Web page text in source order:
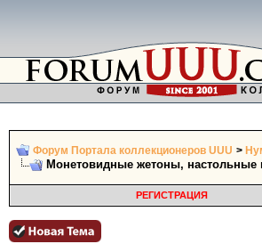
Форум Портала коллекционеров UUU >
Монетовидные жетоны, настольные
РЕГИСТРАЦИЯ